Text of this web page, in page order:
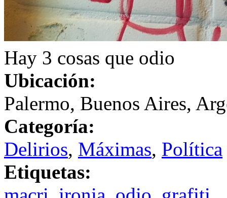
Hay 3 cosas que odio
Ubicación:
Palermo, Buenos Aires,
Categoría:
Delirios, Máximas, Política
Etiquetas: